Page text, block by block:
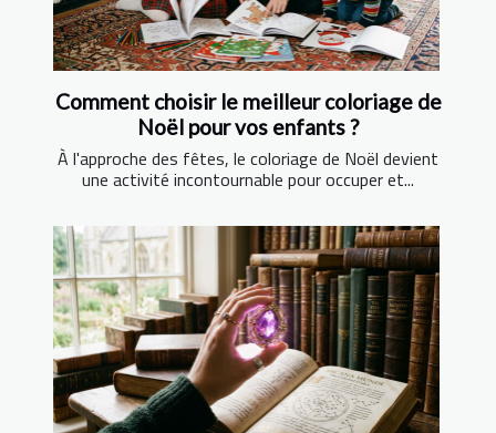
Comment choisir le meilleur coloriage de
Noël pour vos enfants ?
À l'approche des fêtes, le coloriage de Noël devient
une activité incontournable pour occuper et...